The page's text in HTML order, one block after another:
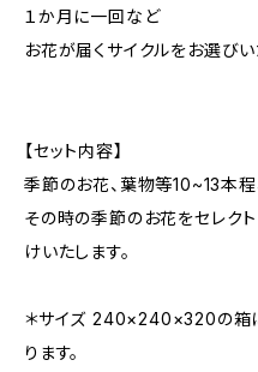
１か月に一回など
お花が届くサイクルをお選びい
【セット内容】
季節のお花、葉物等10~13本程
その時の季節のお花をセレク
けいたします。
＊サイズ 240×240×320の箱
ります。